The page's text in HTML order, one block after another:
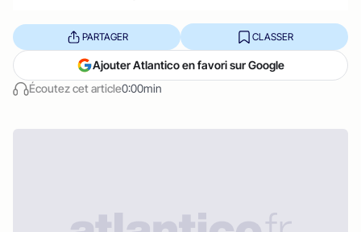
Écoutez cet article0:00min
PARTAGER CLASSER
Ajouter Atlantico en favori sur Google